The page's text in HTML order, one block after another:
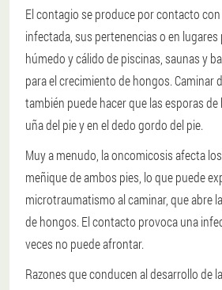
El contagio se produce por contacto
infectada, sus pertenencias o en
húmedo y cálido de piscinas, saunas y
para el crecimiento de hongos. Caminar
también puede hacer que las esporas
uña del pie y en el dedo gordo del pie.
Muy a menudo, la oncomicosis afecta
meñique de ambos pies, lo que puede
microtraumatismo al caminar, que abre
de hongos. El contacto provoca una
veces no puede afrontar.
Razones que conducen al desarrollo de